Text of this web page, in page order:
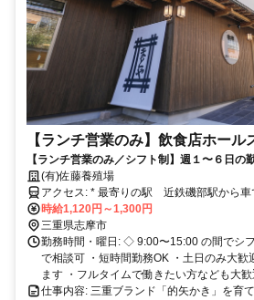
【ランチ営業のみ】飲食店ホール
【ランチ営業のみ／シフト制】週１〜６日の
子育て支援制度があるので、２０〜５０代の
しています。
(有)佐藤養殖場
アクセス: * 最寄りの駅 近鉄磯部駅か
時給1,120円～1,300円
三重県志摩市
勤務時間・曜日: ◇ 9:00〜15:00 の間でシ
で相談可 ・短時間勤務OK ・土日のみ大歓
ます ・フルタイムで働きたい方なども大
仕事内容: 三重ブランド「的矢かき」を育